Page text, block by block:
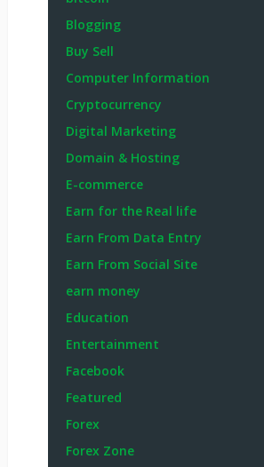
Blogging
Buy Sell
Computer Information
Cryptocurrency
Digital Marketing
Domain & Hosting
E-commerce
Earn for the Real life
Earn From Data Entry
Earn From Social Site
earn money
Education
Entertainment
Facebook
Featured
Forex
Forex Zone